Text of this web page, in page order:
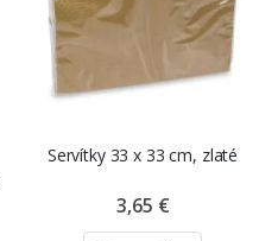
Servítky 33 x 33 cm, zlaté
3,65 €